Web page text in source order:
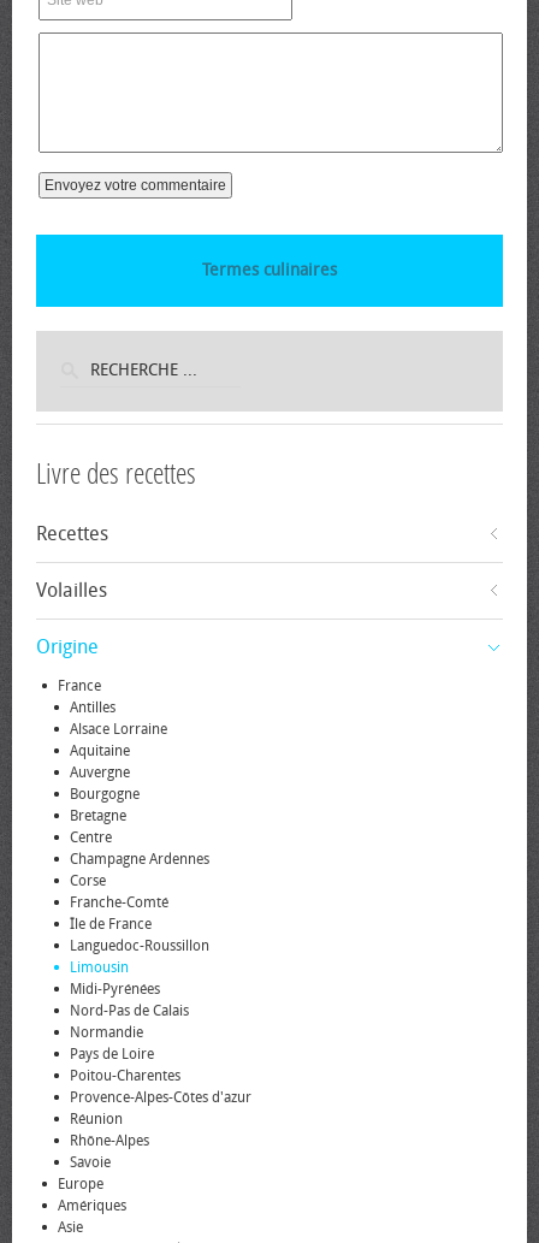
Termes culinaires
Livre des recettes
Recettes
Volailles
Origine
France
Antilles
Alsace Lorraine
Aquitaine
Auvergne
Bourgogne
Bretagne
Centre
Champagne Ardennes
Corse
Franche-Comté
Île de France
Languedoc-Roussillon
Limousin
Midi-Pyrénées
Nord-Pas de Calais
Normandie
Pays de Loire
Poitou-Charentes
Provence-Alpes-Côtes d'azur
Réunion
Rhône-Alpes
Savoie
Europe
Amériques
Asie